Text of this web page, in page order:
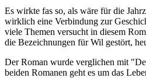
Es wirkte fas so, als wäre für die
wirklich eine Verbindung zur
viele Themen versucht in diesem
die Bezeichnungen für Wil gestört,
Der Roman wurde verglichen mit
beiden Romanen geht es um das